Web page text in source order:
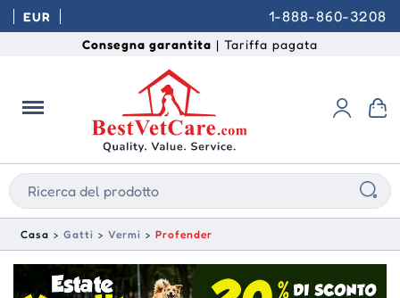
EUR 1-888-860-3208
Consegna garantita | Tariffa pagata
Casa Gatti Vermi Profender